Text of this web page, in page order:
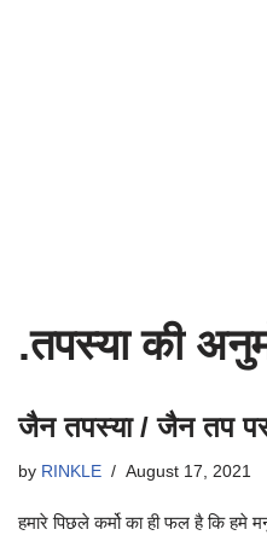
.तपस्या की
जैन तपस्या / जैन तप पर
by RINKLE August 17, 2021
हमारे पिछले कर्मो का ही फल है कि हमे